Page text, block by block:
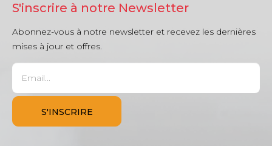
S'inscrire à notre Newsletter
Abonnez-vous à notre newsletter et recevez les dernières
mises à jour et offres.